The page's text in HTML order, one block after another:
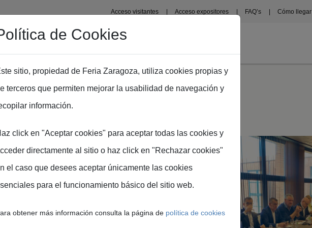
Acceso visitantes Acceso expositores FAQ’s Cómo llegar
segundo Comité Organizador
presenta
edición en
de Cookies
sitio, propiedad de Feria Zaragoza, utiliza cookies propias y
terceros que permiten mejorar la usabilidad de navegación y
información.
click en "Aceptar cookies" para aceptar todas las cookies y
directamente al sitio o haz click en "Rechazar cookies"
el caso que desees aceptar únicamente las cookies
para el funcionamiento básico del sitio web.
obtener más información consulta la página de política de cookies